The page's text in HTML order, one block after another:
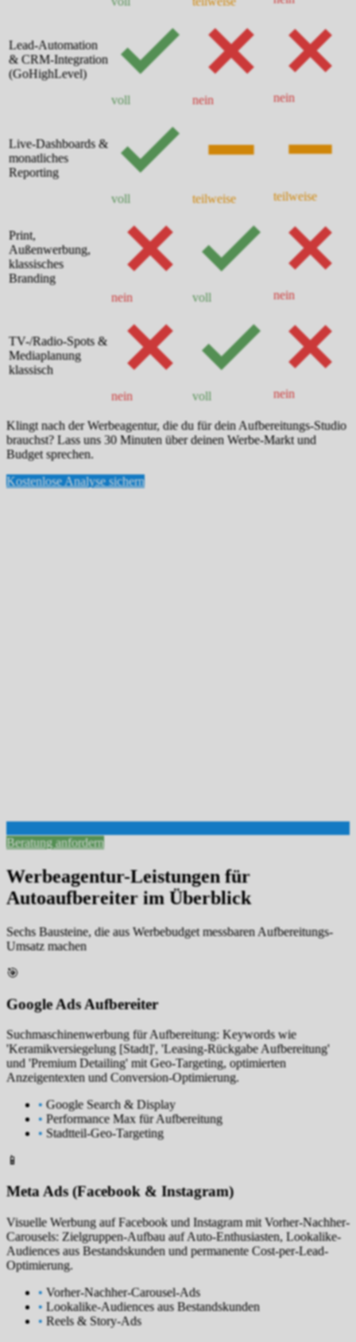
Lead-Automation
& CRM-Integration
(GoHighLevel)
voll
nein nein
Live-Dashboards &
monatliches
Reporting
voll
teilweise teilweise
Print,
Außenwerbung,
klassisches
Branding
nein
voll nein
TV-/Radio-Spots &
Mediaplanung
klassisch
nein
voll nein
Klingt nach der Werbeagentur, die du für dein Aufbereitungs-Studio
brauchst? Lass uns 30 Minuten über deinen Werbe-Markt und
Budget sprechen.
Kostenlose Analyse sichern
Beratung anfordern
Werbeagentur-Leistungen für
Autoaufbereiter im Überblick
Sechs Bausteine, die aus Werbebudget messbaren Aufbereitungs-
Umsatz machen
🎯
Google Ads Aufbereiter
Suchmaschinenwerbung für Aufbereitung: Keywords wie
'Keramikversiegelung [Stadt]', 'Leasing-Rückgabe Aufbereitung'
und 'Premium Detailing' mit Geo-Targeting, optimierten
Anzeigentexten und Conversion-Optimierung.
•Google Search & Display
• Performance Max für Aufbereitung
• Stadtteil-Geo-Targeting
📱
Meta Ads (Facebook & Instagram)
Visuelle Werbung auf Facebook und Instagram mit Vorher-Nachher-
Carousels: Zielgruppen-Aufbau auf Auto-Enthusiasten, Lookalike-
Audiences aus Bestandskunden und permanente Cost-per-Lead-
Optimierung.
• Vorher-Nachher-Carousel-Ads
• Lookalike-Audiences aus Bestandskunden
• Reels & Story-Ads